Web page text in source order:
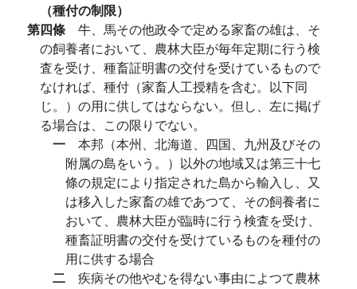
（種付の制限）
第四條 牛、馬その他政令で定める家畜の雄は、そ
の飼養者において、農林大臣が毎年定期に行う検
査を受け、種畜証明書の交付を受けているもので
なければ、種付（家畜人工授精を含む。以下同
じ。）の用に供してはならない。但し、左に掲げ
る場合は、この限りでない。
一 本邦（本州、北海道、四国、九州及びその
附属の島をいう。）以外の地域又は第三十七
條の規定により指定された島から輸入し、又
は移入した家畜の雄であつて、その飼養者に
おいて、農林大臣が臨時に行う検査を受け、
種畜証明書の交付を受けているものを種付の
用に供する場合
二 疾病その他やむを得ない事由によつて農林